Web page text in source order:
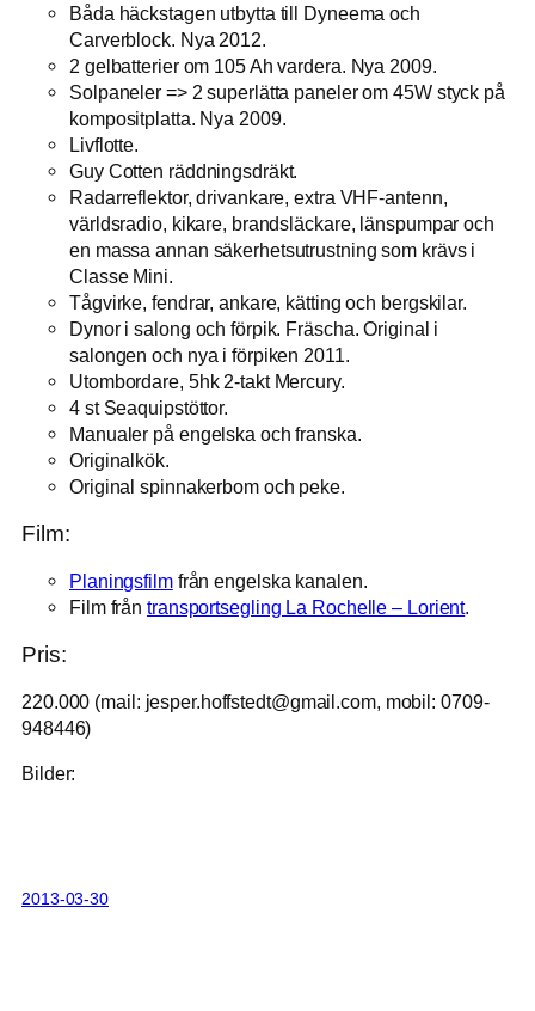
Båda häckstagen utbytta till Dyneema och
Carverblock. Nya 2012.
2 gelbatterier om 105 Ah vardera. Nya 2009.
Solpaneler => 2 superlätta paneler om 45W styck på
kompositplatta. Nya 2009.
Livflotte.
Guy Cotten räddningsdräkt.
Radarreflektor, drivankare, extra VHF-antenn,
världsradio, kikare, brandsläckare, länspumpar och
en massa annan säkerhetsutrustning som krävs i
Classe Mini.
Tågvirke, fendrar, ankare, kätting och bergskilar.
Dynor i salong och förpik. Fräscha. Original i
salongen och nya i förpiken 2011.
Utombordare, 5hk 2-takt Mercury.
4 st Seaquipstöttor.
Manualer på engelska och franska.
Originalkök.
Original spinnakerbom och peke.
Film:
Planingsfilmfrån engelska kanalen.
Film fråntransportsegling La Rochelle – Lorient.
Pris:
220.000 (mail: jesper.hoffstedt@gmail.com, mobil: 0709-
948446)
Bilder:
2013-03-30